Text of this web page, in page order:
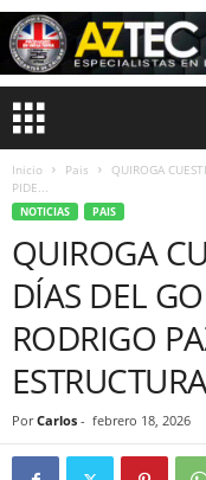
Inicio Pais
QUIROGA
PIDE...
NOTICIAS PAIS
QUIROGA
DÍAS DEL
RODRIGO
Por Carlos - febrero 18, 2026